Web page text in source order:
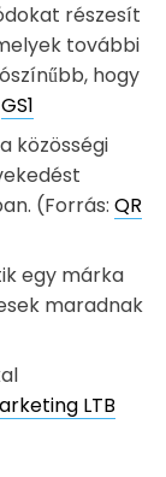
részesít
további
hogy
GS1
közösségi
(Forrás: QR
egy márka
maradnak
LTB